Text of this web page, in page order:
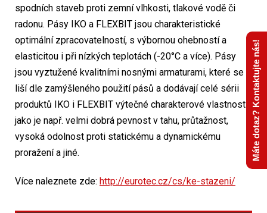
spodních staveb proti zemní vlhkosti, tlakové vodě či
radonu. Pásy IKO a FLEXBIT jsou charakteristické
optimální zpracovatelností, s výbornou ohebností a
elasticitou i při nízkých teplotách (-20°C a více). Pásy
jsou vyztužené kvalitními nosnými armaturami, které se
liší dle zamýšleného použití pásů a dodávají celé sérii
produktů IKO i FLEXBIT výtečné charakterové vlastnosti,
jako je např. velmi dobrá pevnost v tahu, průtažnost,
vysoká odolnost proti statickému a dynamickému
proražení a jiné.
Více naleznete zde: http://eurotec.cz/cs/ke-stazeni/
Máte dotaz? Kontaktujte nás!